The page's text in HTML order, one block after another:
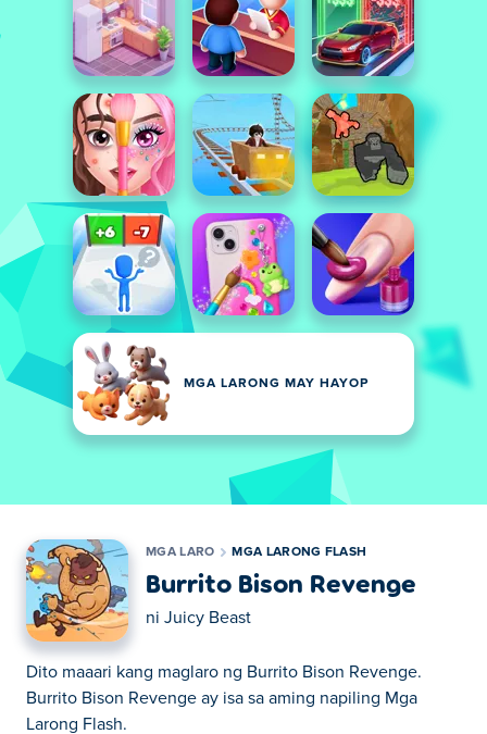
MGA LARONG MAY HAYOP
MGA LARO MGA LARONG FLASH
Burrito Bison Revenge
ni Juicy Beast
Dito maaari kang maglaro ng Burrito Bison Revenge.
Burrito Bison Revenge ay isa sa aming napiling Mga
Larong Flash.